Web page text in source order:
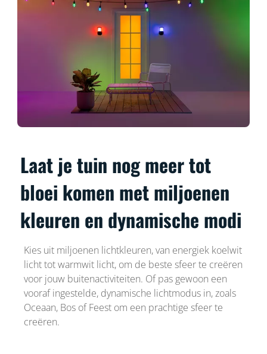
Laat je tuin nog meer tot
bloei komen met miljoenen
kleuren en dynamische modi
Kies uit miljoenen lichtkleuren, van energiek koelwit
licht tot warmwit licht, om de beste sfeer te creëren
voor jouw buitenactiviteiten. Of pas gewoon een
vooraf ingestelde, dynamische lichtmodus in, zoals
Oceaan, Bos of Feest om een prachtige sfeer te
creëren.